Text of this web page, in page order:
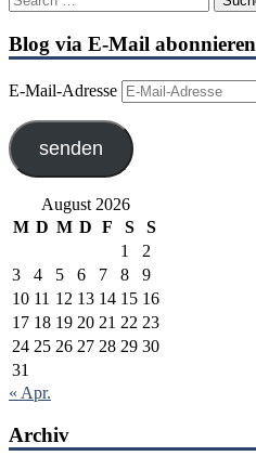
Blog via E-Mail abonnieren
E-Mail-Adresse
senden
August 2026
M D M D F S
S
1
2
3
4 5 6 7 8
9
10 11 12 13 14 15 16
17 18 19 20 21 22 23
24 25 26 27 28 29 30
31
« Apr.
Archiv